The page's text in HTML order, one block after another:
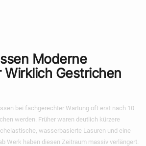
Moderne
Gestrichen
bei fachgerechter Wartung oft erst nach 10
werden. Früher waren deutlich kürzere
wasserbasierte Lasuren und eine
Werk haben diesen Zeitraum massiv verlängert.